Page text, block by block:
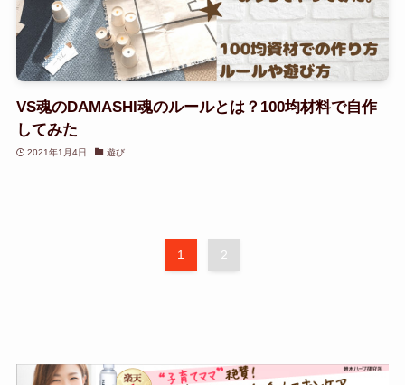
VS魂のDAMASHI魂のルールとは？100均材料で自作
してみた
2021年1月4日 遊び
1 2